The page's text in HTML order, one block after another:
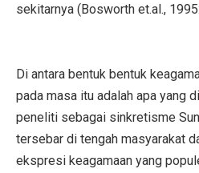
sekitarnya (Bosworth et.al.,
Di antara bentuk bentuk
pada masa itu adalah apa yang
peneliti sebagai sinkretisme
tersebar di tengah masyarakat
ekspresi keagamaan yang